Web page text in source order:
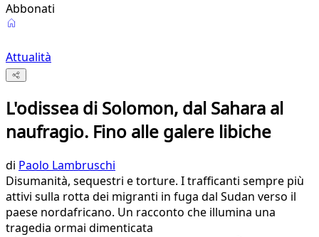
Abbonati
Attualità
L'odissea di Solomon, dal Sahara al
naufragio. Fino alle galere libiche
di Paolo Lambruschi
Disumanità, sequestri e torture. I trafficanti sempre più
attivi sulla rotta dei migranti in fuga dal Sudan verso il
paese nordafricano. Un racconto che illumina una
tragedia ormai dimenticata